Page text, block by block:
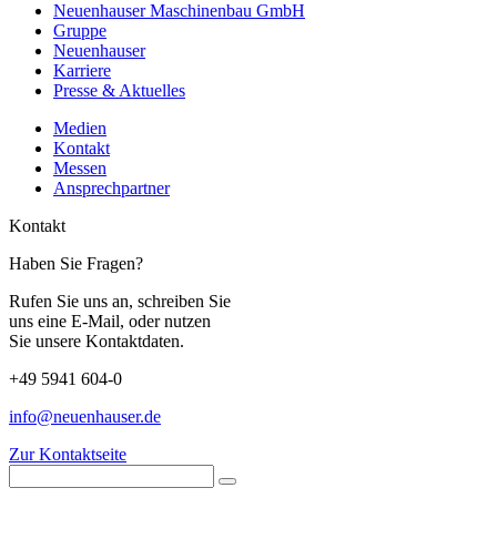
Neuenhauser Maschinenbau GmbH
Gruppe
Neuenhauser
Karriere
Presse & Aktuelles
Medien
Kontakt
Messen
Ansprechpartner
Kontakt
Haben Sie Fragen?
Rufen Sie uns an, schreiben Sie
uns eine E-Mail, oder nutzen
Sie unsere Kontaktdaten.
+49 5941 604-0
info@neuenhauser.de
Zur Kontaktseite